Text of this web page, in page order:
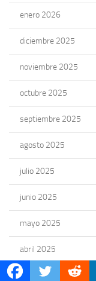
enero 2026
diciembre 2025
noviembre 2025
octubre 2025
septiembre 2025
agosto 2025
julio 2025
junio 2025
mayo 2025
abril 2025
marzo 2025